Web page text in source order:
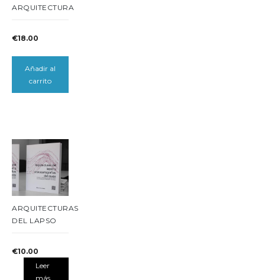
ARQUITECTURA
€18.00
Añadir al
carrito
ARQUITECTURAS
DEL LAPSO
€10.00
Leer
más